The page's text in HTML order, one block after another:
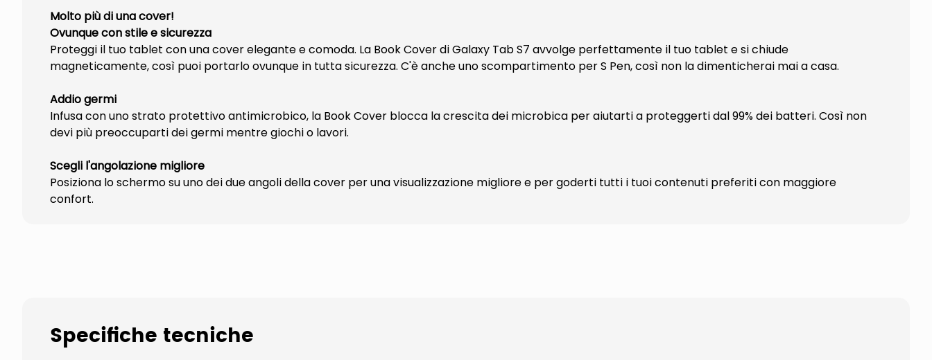
Molto più di una cover!
Ovunque con stile e sicurezza
Proteggi il tuo tablet con una cover elegante e comoda. La Book Cover di Galaxy Tab S7 avvolge perfettamente il tuo tablet e si chiude
magneticamente, così puoi portarlo ovunque in tutta sicurezza. C'è anche uno scompartimento per S Pen, così non la dimenticherai mai a casa.
Addio germi
Infusa con uno strato protettivo antimicrobico, la Book Cover blocca la crescita dei microbica per aiutarti a proteggerti dal 99% dei batteri. Così non
devi più preoccuparti dei germi mentre giochi o lavori.
Scegli l'angolazione migliore
Posiziona lo schermo su uno dei due angoli della cover per una visualizzazione migliore e per goderti tutti i tuoi contenuti preferiti con maggiore
confort.
Specifiche tecniche